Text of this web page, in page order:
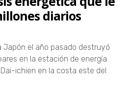
diarios
Japón el año pasado destruyó
en la estación de energía
ichien en la costa este del